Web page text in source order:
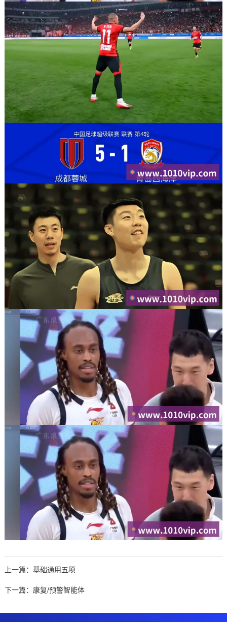
上一篇： 基础通用五项
下一篇： 康复/预警智能体